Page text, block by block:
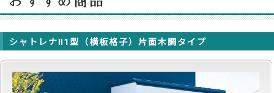
シャトレナⅡ1型（横板格子）片面木調タイプ